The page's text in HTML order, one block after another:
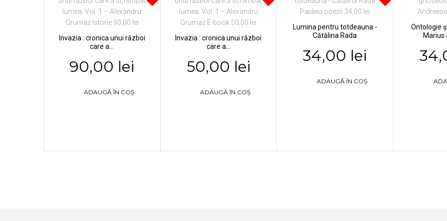
Invazia : cronica unui război
care a...
90,00 lei
ADAUGĂ ÎN COȘ
Invazia : cronica unui război
care a...
50,00 lei
ADAUGĂ ÎN COȘ
Lumina pentru totdeauna -
Cătălina Rada
34,00 lei
ADAUGĂ ÎN COȘ
Ontologie
Marius